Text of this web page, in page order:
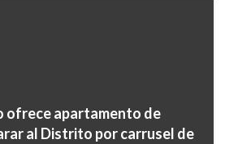
ofrece apartamento de
al Distrito por carrusel de